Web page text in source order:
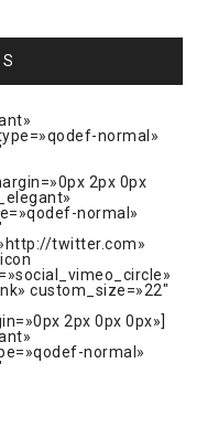
normal»
2px 0px
normal»
twitter.com»
custom_size=»22″
2px 0px 0px»]
normal»